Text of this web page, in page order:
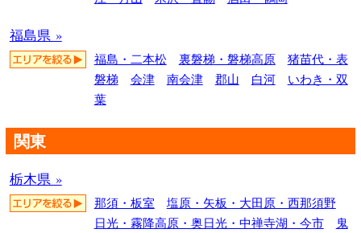
福島県 »
福島・二本松 裏磐梯・磐梯高原
猪苗代・表
磐梯
会津 南会津 郡山 白河
いわき・双
葉
関東
栃木県 »
那須・板室
塩原・矢板・大田原・西那須野
日光・霧降高原・奥日光・中禅寺湖・今市
鬼